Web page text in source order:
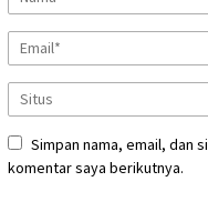
Simpan nama, email, dan
komentar saya berikutnya.